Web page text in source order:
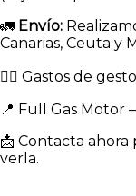
🚛 Envío:
Canarias, Ceuta y
👉🏻 Gastos de
📍 Full Gas Motor
📩 Contacta ahora
verla.